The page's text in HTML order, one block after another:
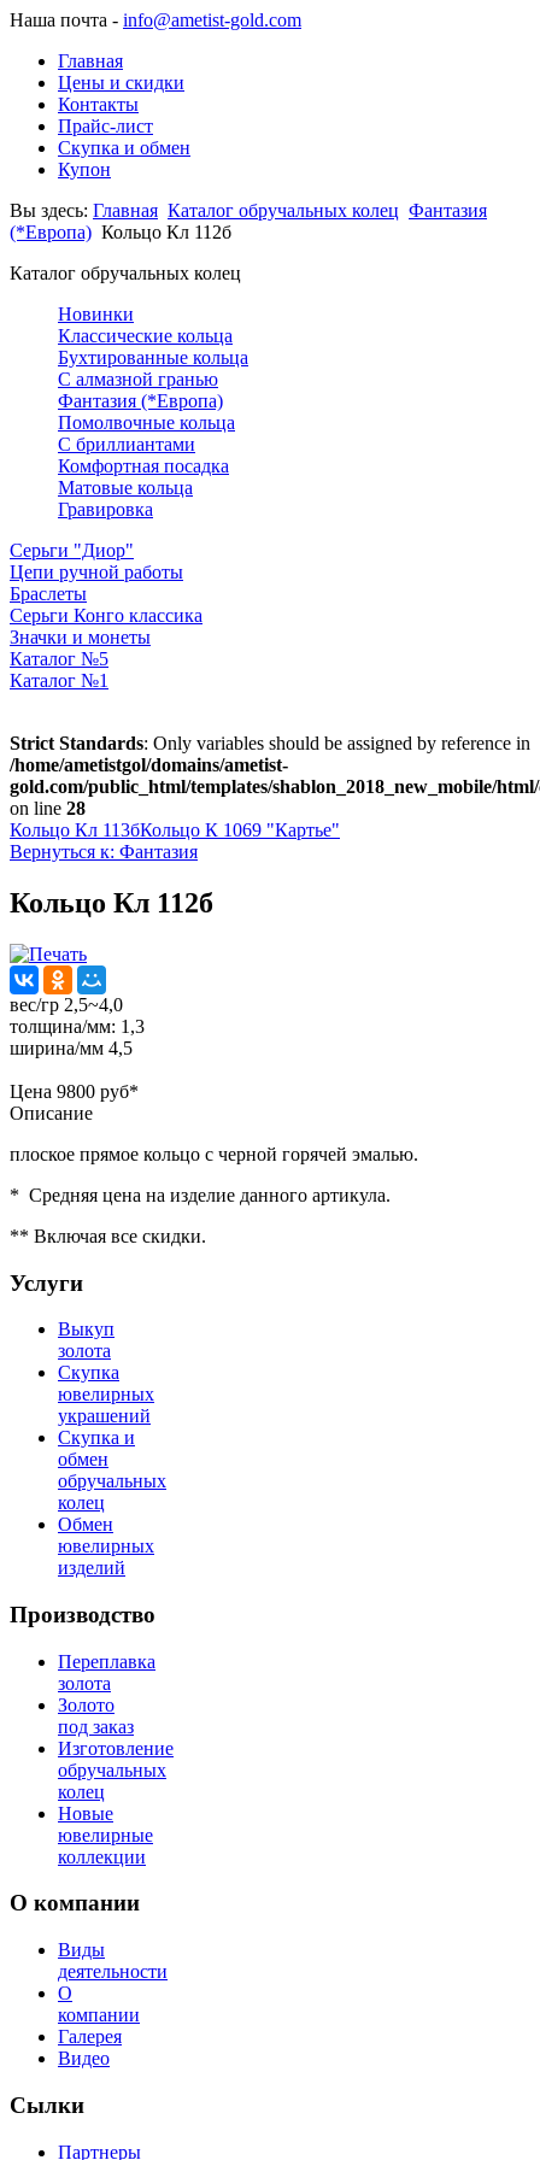
Наша почта - info@ametist-gold.com
Главная
Цены и скидки
Контакты
Прайс-лист
Скупка и обмен
Купон
Вы здесь: Главная Каталог обручальных колец Фантазия
(*Европа) Кольцо Кл 112б
Каталог обручальных колец
Новинки
Классические кольца
Бухтированные кольца
С алмазной гранью
Фантазия (*Европа)
Помолвочные кольца
С бриллиантами
Комфортная посадка
Матовые кольца
Гравировка
Серьги "Диор"
Цепи ручной работы
Браслеты
Серьги Конго классика
Значки и монеты
Каталог №5
Каталог №1
Strict Standards: Only variables should be assigned by reference in
/home/ametistgol/domains/ametist-
gold.com/public_html/templates/shablon_2018_new_mobile/
on line 28
Кольцо Кл 113бКольцо К 1069 "Картье"
Вернуться к: Фантазия
Кольцо Кл 112б
вес/гр 2,5~4,0
толщина/мм: 1,3
ширина/мм 4,5
Цена 9800 руб*
Описание
плоское прямое кольцо с черной горячей эмалью.
* Средняя цена на изделие данного артикула.
** Включая все скидки.
Услуги
Выкуп
золота
Скупка
ювелирных
украшений
Скупка и
обмен
обручальных
колец
Обмен
ювелирных
изделий
Производство
Переплавка
золота
Золото
под заказ
Изготовление
обручальных
колец
Новые
ювелирные
коллекции
О компании
Виды
деятельности
О
компании
Галерея
Видео
Сылки
Партнеры